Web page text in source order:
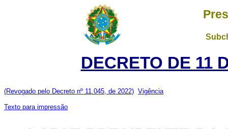
DECRETO DE 11
(Revogado pelo Decreto nº 11.045, de 2022) Vigência
Texto para impressão